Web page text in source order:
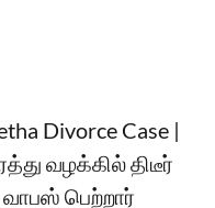
Divorce Case |
வழக்கில் திடீர்
பெற்றார்